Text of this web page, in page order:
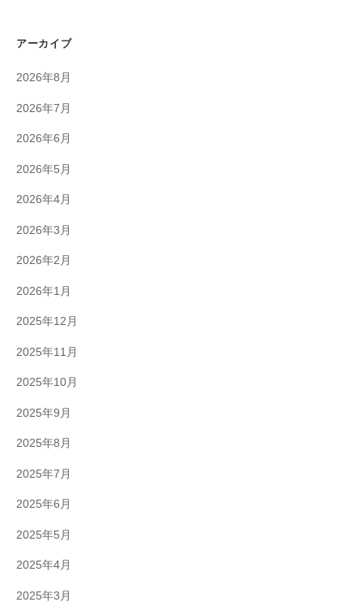
アーカイブ
2026年8月
2026年7月
2026年6月
2026年5月
2026年4月
2026年3月
2026年2月
2026年1月
2025年12月
2025年11月
2025年10月
2025年9月
2025年8月
2025年7月
2025年6月
2025年5月
2025年4月
2025年3月